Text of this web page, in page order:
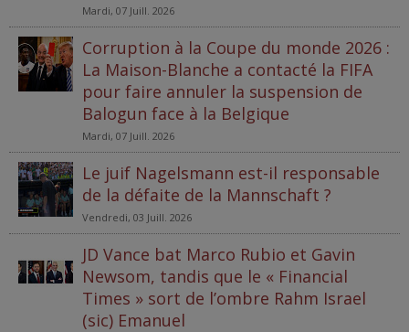
Mardi, 07 Juill. 2026
Corruption à la Coupe du monde 2026 :
La Maison-Blanche a contacté la FIFA
pour faire annuler la suspension de
Balogun face à la Belgique
Mardi, 07 Juill. 2026
Le juif Nagelsmann est-il responsable
de la défaite de la Mannschaft ?
Vendredi, 03 Juill. 2026
JD Vance bat Marco Rubio et Gavin
Newsom, tandis que le « Financial
Times » sort de l’ombre Rahm Israel
(sic) Emanuel